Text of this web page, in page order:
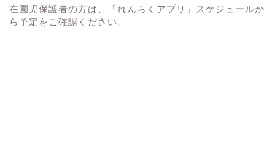
在園児保護者の方は、「れんらくアプリ」スケジュールか
ら予定をご確認ください。